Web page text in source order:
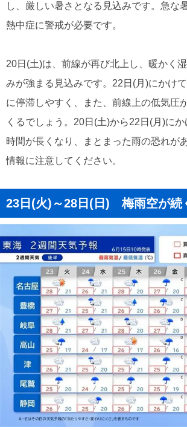
し、厳しい暑さとなる見込みです。急な
熱中症に警戒が必要です。
20日(土)は、前線が再び北上し、暖かく
みが強まる見込みです。22日(月)にかけ
に停滞しやすく、また、前線上の低気圧
くるでしょう。20日(土)から22日(月)に
時間が長くなり、まとまった雨の恐れが
情報に注意してください。
23日(火)～28日(日) 梅雨空が続